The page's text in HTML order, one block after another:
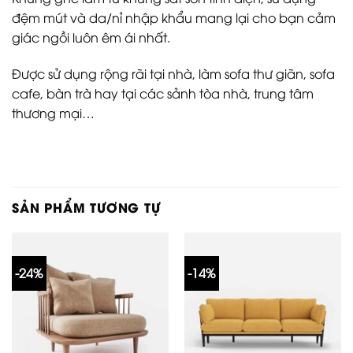
đệm mút và da/nỉ nhập khẩu mang lại cho bạn cảm
giác ngồi luôn êm ái nhất.
Được sử dụng rộng rãi tại nhà, làm sofa thư giãn, sofa
cafe, bàn trà hay tại các sảnh tòa nhà, trung tâm
thương mại…
SẢN PHẨM TƯƠNG TỰ
-24% -14%